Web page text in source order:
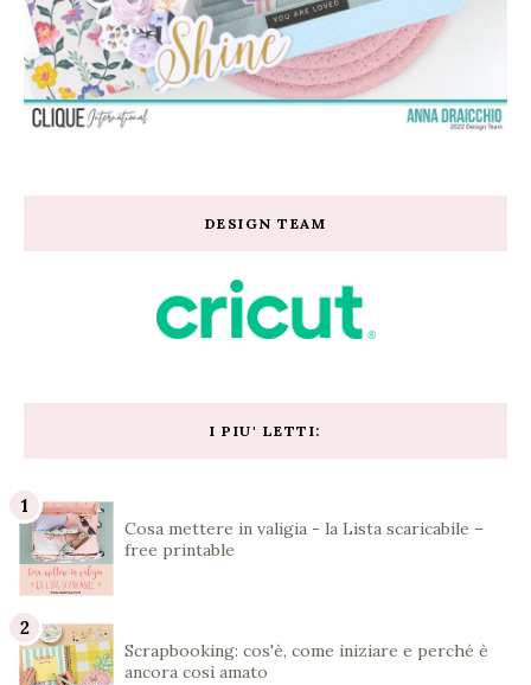
DESIGN TEAM
I PIU' LETTI:
Cosa mettere in valigia - la Lista scaricabile –
free printable
Scrapbooking: cos'è, come iniziare e perché è
ancora così amato